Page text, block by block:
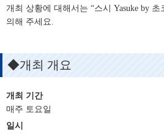
개최 상황에 대해서는 “스시 Yasuke by 초
의해 주세요.
◆개최 개요
개최 기간
매주 토요일
일시